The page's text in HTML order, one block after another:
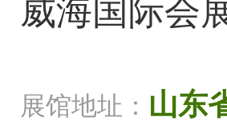
威海国际会
展馆地址： 山东